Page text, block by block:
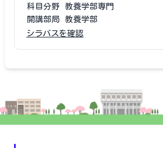
科目分野
教養学部専門
開講部局
教養学部
シラバスを確認